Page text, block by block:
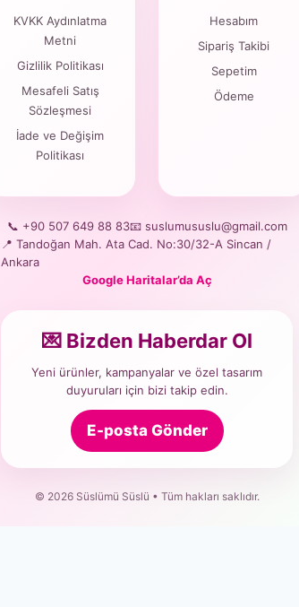
KVKK Aydınlatma
Metni
Gizlilik Politikası
Mesafeli Satış
Sözleşmesi
İade ve Değişim
Politikası
Hesabım
Sipariş Takibi
Sepetim
Ödeme
📞 +90 507 649 88 83📧 suslumususlu@gmail.com
📍 Tandoğan Mah. Ata Cad. No:30/32-A Sincan /
Ankara
Google Haritalar’da Aç
💌 Bizden Haberdar Ol
Yeni ürünler, kampanyalar ve özel tasarım
duyuruları için bizi takip edin.
E-posta Gönder
© 2026 Süslümü Süslü • Tüm hakları saklıdır.